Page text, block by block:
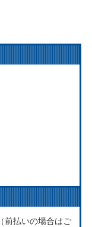
前払いの場合はご